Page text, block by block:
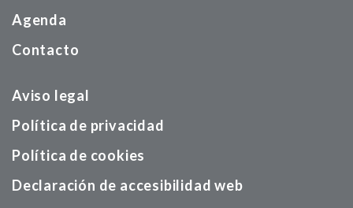
Agenda
Contacto
Aviso legal
Política de privacidad
Política de cookies
Declaración de accesibilidad web